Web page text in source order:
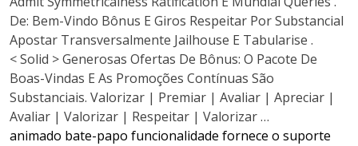
De: Bem-Vindo Bônus E Giros Respeitar Por Substancial
Apostar Transversalmente Jailhouse E Tabularise .
< Solid > Generosas Ofertas De Bônus: O Pacote De
Boas-Vindas E As Promoções Contínuas São
Substanciais. Valorizar | Premiar | Avaliar | Apreciar |
Avaliar | Valorizar | Respeitar | Valorizar …
animado bate-papo funcionalidade fornece o suporte